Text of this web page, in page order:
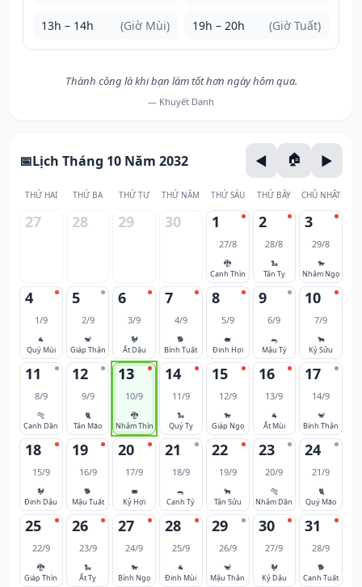
13h – 14h (Giờ Mùi) 19h – 20h (Giờ Tuất)
Thành công là khi bạn làm tốt hơn ngày hôm qua.
— Khuyết Danh
Lịch Tháng 10 Năm 2032
THỨ HAI THỨ BA THỨ TƯ THỨ NĂM THỨ SÁU THỨ BẢY CHỦ NHẬT
27 28 29 30 1
27/8
🐉
Canh Thìn
2
28/8
🐍
Tân Tỵ
3
29/8
🐎
Nhâm Ngọ
4
1/9
🐐
Quý Mùi
5
2/9
🐒
Giáp Thân
6
3/9
🐓
Ất Dậu
7
4/9
🐕
Bính Tuất
8
5/9
🐖
Đinh Hợi
9
6/9
🐀
Mậu Tý
10
7/9
🐂
Kỷ Sửu
11
8/9
🐅
Canh Dần
12
9/9
🐈
Tân Mão
13
10/9
🐉
Nhâm Thìn
14
11/9
🐍
Quý Tỵ
15
12/9
🐎
Giáp Ngọ
16
13/9
🐐
Ất Mùi
17
14/9
🐒
Bính Thân
18
15/9
🐓
Đinh Dậu
19
16/9
🐕
Mậu Tuất
20
17/9
🐖
Kỷ Hợi
21
18/9
🐀
Canh Tý
22
19/9
🐂
Tân Sửu
23
20/9
🐅
Nhâm Dần
24
21/9
🐈
Quý Mão
25
22/9
🐉
Giáp Thìn
26
23/9
🐍
Ất Tỵ
27
24/9
🐎
Bính Ngọ
28
25/9
🐐
Đinh Mùi
29
26/9
🐒
Mậu Thân
30
27/9
🐓
Kỷ Dậu
31
28/9
🐕
Canh Tuất